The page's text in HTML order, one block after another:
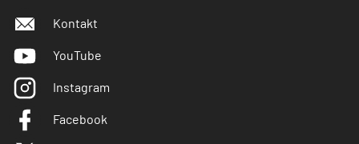
Kontakt
YouTube
Instagram
Facebook